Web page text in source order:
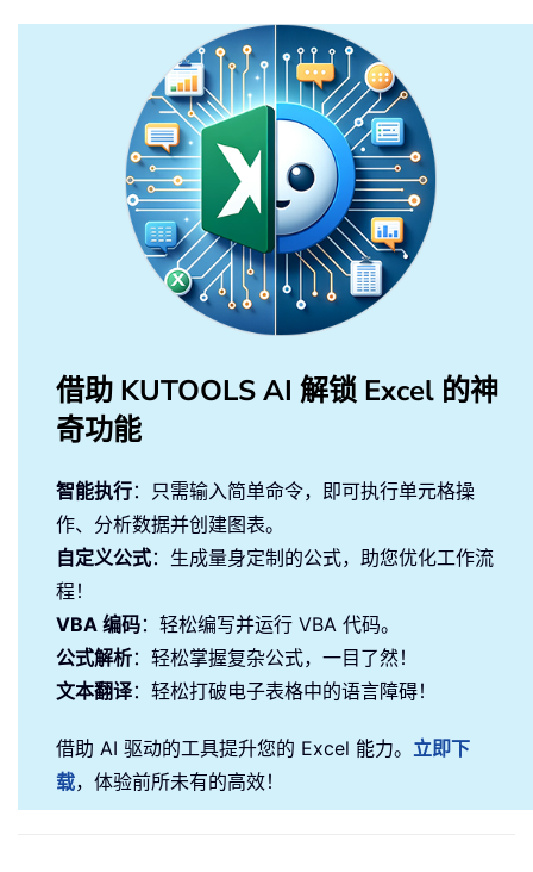
借助 KUTOOLS AI 解锁 Excel 的神
奇功能
智能执行：只需输入简单命令，即可执行单元格操
作、分析数据并创建图表。
自定义公式：生成量身定制的公式，助您优化工作流
程！
VBA 编码：轻松编写并运行 VBA 代码。
公式解析：轻松掌握复杂公式，一目了然！
文本翻译：轻松打破电子表格中的语言障碍！
借助 AI 驱动的工具提升您的 Excel 能力。 立即下
载，体验前所未有的高效！